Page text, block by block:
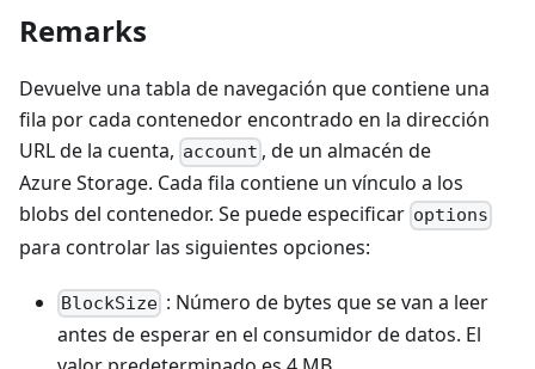
Remarks
Devuelve una tabla de navegación que contiene una
fila por cada contenedor encontrado en la dirección
URL de la cuenta, account , de un almacén de
Azure Storage. Cada fila contiene un vínculo a los
blobs del contenedor. Se puede especificar options
para controlar las siguientes opciones:
BlockSize : Número de bytes que se van a leer
antes de esperar en el consumidor de datos. El